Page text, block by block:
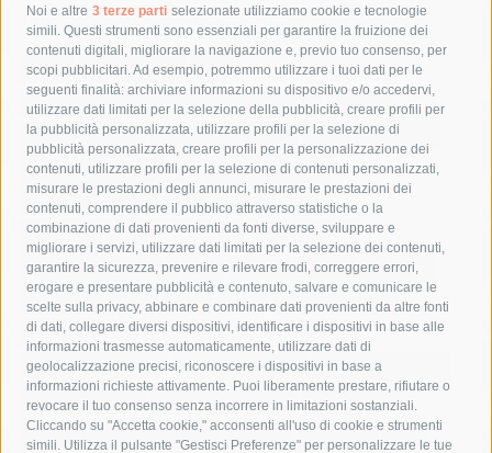
Noi e altre 3 terze parti selezionate utilizziamo cookie e tecnologie
simili. Questi strumenti sono essenziali per garantire la fruizione dei
contenuti digitali, migliorare la navigazione e, previo tuo consenso, per
scopi pubblicitari. Ad esempio, potremmo utilizzare i tuoi dati per le
seguenti finalità: archiviare informazioni su dispositivo e/o accedervi,
utilizzare dati limitati per la selezione della pubblicità, creare profili per
la pubblicità personalizzata, utilizzare profili per la selezione di
pubblicità personalizzata, creare profili per la personalizzazione dei
contenuti, utilizzare profili per la selezione di contenuti personalizzati,
misurare le prestazioni degli annunci, misurare le prestazioni dei
contenuti, comprendere il pubblico attraverso statistiche o la
combinazione di dati provenienti da fonti diverse, sviluppare e
migliorare i servizi, utilizzare dati limitati per la selezione dei contenuti,
garantire la sicurezza, prevenire e rilevare frodi, correggere errori,
erogare e presentare pubblicità e contenuto, salvare e comunicare le
scelte sulla privacy, abbinare e combinare dati provenienti da altre fonti
di dati, collegare diversi dispositivi, identificare i dispositivi in base alle
informazioni trasmesse automaticamente, utilizzare dati di
geolocalizzazione precisi, riconoscere i dispositivi in base a
informazioni richieste attivamente. Puoi liberamente prestare, rifiutare o
revocare il tuo consenso senza incorrere in limitazioni sostanziali.
Cliccando su "Accetta cookie," acconsenti all'uso di cookie e strumenti
simili. Utilizza il pulsante "Gestisci Preferenze" per personalizzare le tue
Tag
acqua allerta meteo
anas
area marina protetta di punta campanella
arresto
Asl Napoli 3 sud
capitaneria di porto capri
carabinieri
castellammare di stabia
circumvesuviana
comune di sorrento
concerto
contagi
costiera amalfitana
covid-19 eav
elezioni
fondazione sorrento
gori guardia costiera
incidente
lavori
lorenzo balducelli mare
massa lubrense
massimo coppola
Meta napoli
ordinanza
penisola sorrentina
piano di sorrento
polizia municipale
protezione civile
Regione Campania
sant'agnello
sindaco cuomo
sorrento studenti temporali treni